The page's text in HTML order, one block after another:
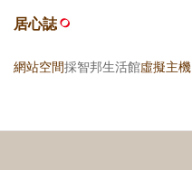
居心誌
網站空間採智邦生活館虛擬主機